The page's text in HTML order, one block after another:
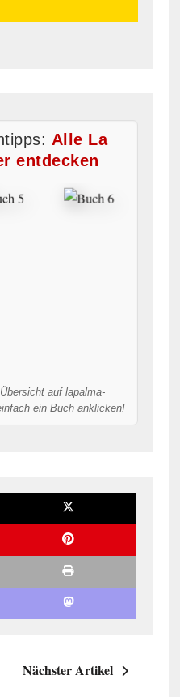
Alle La
entdecken
auf lapalma-
ein Buch anklicken!
Nächster Artikel